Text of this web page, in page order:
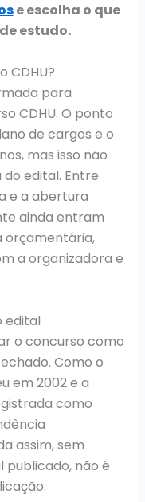
e escolha o que
estudo.
CDHU?
para
CDHU. O ponto
de cargos e o
mas isso não
edital. Entre
e a abertura
ainda entram
orçamentária,
a organizadora e
edital
o concurso como
Como o
em 2002 e a
como
assim, sem
não é